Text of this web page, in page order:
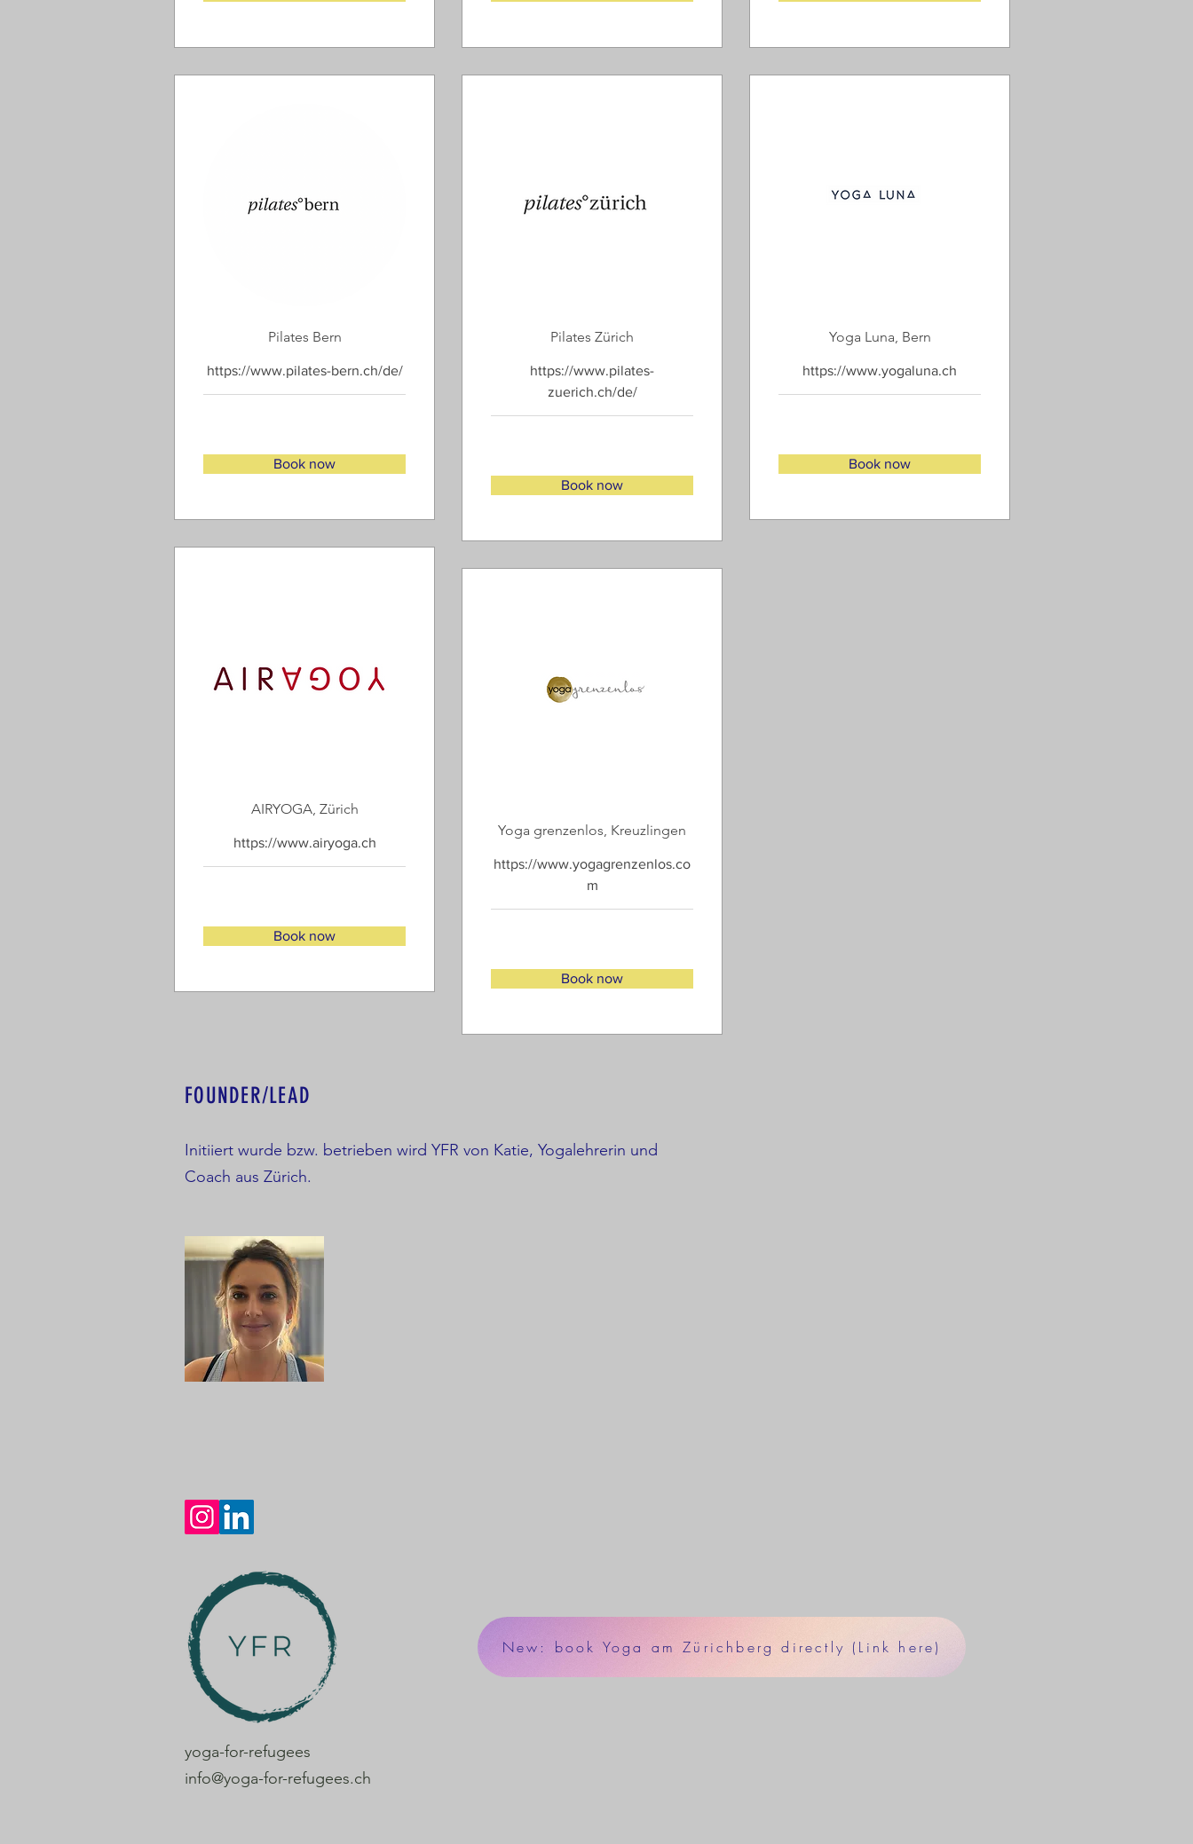
Pilates Bern
https://www.pilates-bern.ch/de/
Book now
AIRYOGA, Zürich
https://www.airyoga.ch
Book now
Pilates Zürich
https://www.pilates-
zuerich.ch/de/
Book now
Yoga grenzenlos, Kreuzlingen
https://www.yogagrenzenlos.co
m
Book now
Yoga Luna, Bern
https://www.yogaluna.ch
Book now
FOUNDER/LEAD
Initiiert wurde bzw. betrieben wird YFR von Katie, Yogalehrerin und
Coach aus Zürich.
New: book Yoga am Zürichberg directly (Link here)
yoga-for-refugees
info@yoga-for-refugees.ch